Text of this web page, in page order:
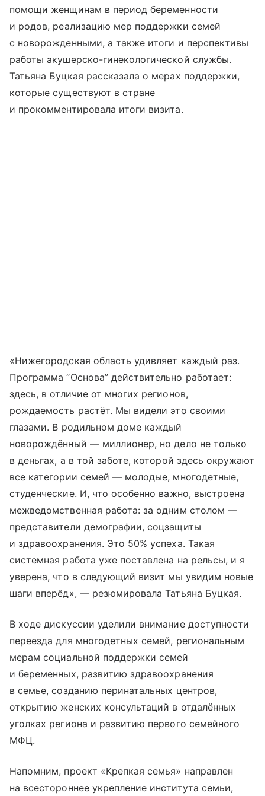
помощи женщинам в период беременности
и родов, реализацию мер поддержки семей
с новорожденными, а также итоги и перспективы
работы акушерско-гинекологической службы.
Татьяна Буцкая рассказала о мерах поддержки,
которые существуют в стране
и прокомментировала итоги визита.
«Нижегородская область удивляет каждый раз.
Программа “Основа” действительно работает:
здесь, в отличие от многих регионов,
рождаемость растёт. Мы видели это своими
глазами. В родильном доме каждый
новорождённый — миллионер, но дело не только
в деньгах, а в той заботе, которой здесь окружают
все категории семей — молодые, многодетные,
студенческие. И, что особенно важно, выстроена
межведомственная работа: за одним столом —
представители демографии, соцзащиты
и здравоохранения. Это 50% успеха. Такая
системная работа уже поставлена на рельсы, и я
уверена, что в следующий визит мы увидим новые
шаги вперёд», — резюмировала Татьяна Буцкая.
В ходе дискуссии уделили внимание доступности
переезда для многодетных семей, региональным
мерам социальной поддержки семей
и беременных, развитию здравоохранения
в семье, созданию перинатальных центров,
открытию женских консультаций в отдалённых
уголках региона и развитию первого семейного
МФЦ.
Напомним, проект «Крепкая семья» направлен
на всестороннее укрепление института семьи,